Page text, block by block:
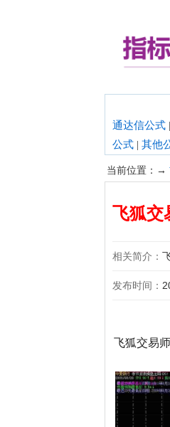
通达信公式 |
公式 | 其他
当前位置：→
飞狐交
相关简介：
发布时间：
飞狐交易